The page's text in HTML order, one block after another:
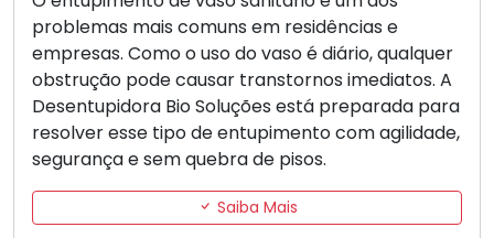
problemas mais comuns em residências e
empresas. Como o uso do vaso é diário, qualquer
obstrução pode causar transtornos imediatos. A
Desentupidora Bio Soluções está preparada para
resolver esse tipo de entupimento com agilidade,
segurança e sem quebra de pisos.
Saiba Mais